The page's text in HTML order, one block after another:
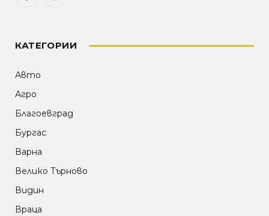
КАТЕГОРИИ
Авто
Агро
Благоевград
Бургас
Варна
Велико Търново
Видин
Враца